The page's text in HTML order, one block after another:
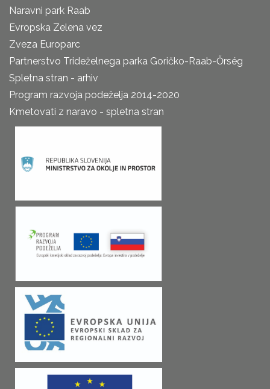
Naravni park Raab
Evropska Zelena vez
Zveza Europarc
Partnerstvo Trideželnega parka Goričko-Raab-Őrség
Spletna stran - arhiv
Program razvoja podeželja 2014-2020
Kmetovati z naravo - spletna stran